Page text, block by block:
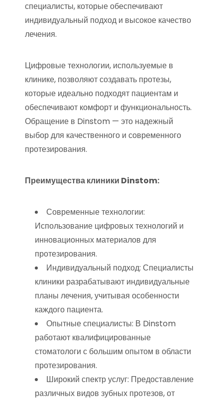
специалисты, которые обеспечивают
индивидуальный подход и высокое качество
лечения.
Цифровые технологии, используемые в
клинике, позволяют создавать протезы,
которые идеально подходят пациентам и
обеспечивают комфорт и функциональность.
Обращение в Dinstom — это надежный
выбор для качественного и современного
протезирования.
Преимущества клиники Dinstom:
Современные технологии:
Использование цифровых технологий и
инновационных материалов для
протезирования.
Индивидуальный подход: Специалисты
клиники разрабатывают индивидуальные
планы лечения, учитывая особенности
каждого пациента.
Опытные специалисты: В Dinstom
работают квалифицированные
стоматологи с большим опытом в области
протезирования.
Широкий спектр услуг: Предоставление
различных видов зубных протезов, от